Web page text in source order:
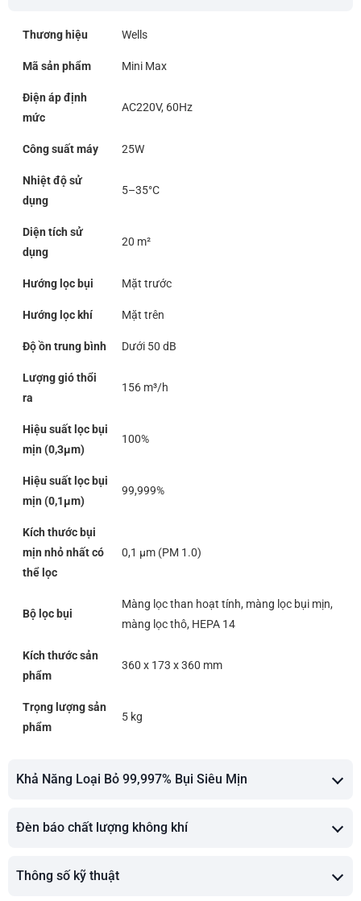
Thương hiệu Wells
Mã sản phẩm Mini Max
Điện áp định
mức
AC220V, 60Hz
Công suất máy 25W
Nhiệt độ sử
dụng
5–35°C
Diện tích sử
dụng
20 m²
Hướng lọc bụi Mặt trước
Hướng lọc khí Mặt trên
Độ ồn trung bình Dưới 50 dB
Lượng gió thổi
ra
156 m³/h
Hiệu suất lọc bụi
mịn (0,3μm)
100%
Hiệu suất lọc bụi
mịn (0,1μm)
99,999%
Kích thước bụi
mịn nhỏ nhất có
thể lọc
0,1 μm (PM 1.0)
Bộ lọc bụi
Màng lọc than hoạt tính, màng lọc bụi mịn,
màng lọc thô, HEPA 14
Kích thước sản
phẩm
360 x 173 x 360 mm
Trọng lượng sản
phẩm
5 kg
Khả Năng Loại Bỏ 99,997% Bụi Siêu Mịn
Đèn báo chất lượng không khí
Thông số kỹ thuật